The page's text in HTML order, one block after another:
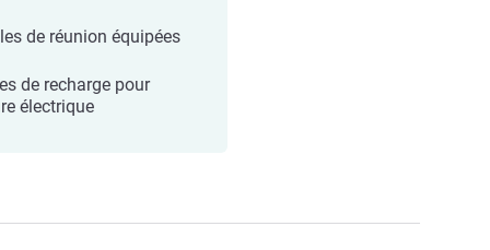
de réunion équipées
de recharge pour
électrique